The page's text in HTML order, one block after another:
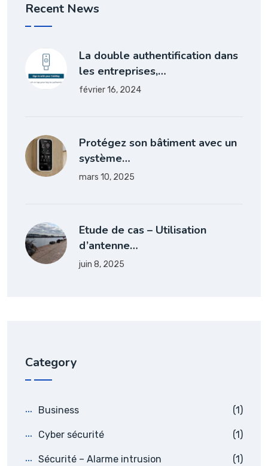
Recent News
La double authentification dans
les entreprises,…
février 16, 2024
Protégez son bâtiment avec un
système…
mars 10, 2025
Etude de cas – Utilisation
d’antenne…
juin 8, 2025
Category
Business (1)
Cyber sécurité (1)
Sécurité – Alarme intrusion (1)